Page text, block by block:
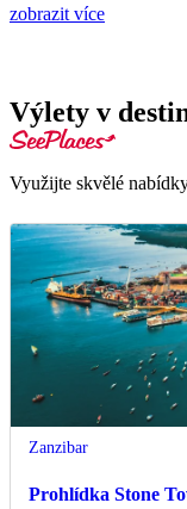
zobrazit více
Výlety v
Využijte skvělé
Zanzibar
Prohlídka Stone